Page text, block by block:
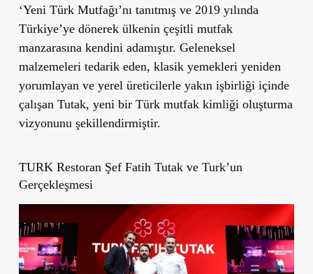
‘Yeni Türk Mutfağı’nı tanıtmış ve 2019 yılında
Türkiye’ye dönerek ülkenin çeşitli mutfak
manzarasına kendini adamıştır. Geleneksel
malzemeleri tedarik eden, klasik yemekleri yeniden
yorumlayan ve yerel üreticilerle yakın işbirliği içinde
çalışan Tutak, yeni bir Türk mutfak kimliği oluşturma
vizyonunu şekillendirmiştir.
TURK Restoran Şef Fatih Tutak ve Turk’un
Gerçekleşmesi